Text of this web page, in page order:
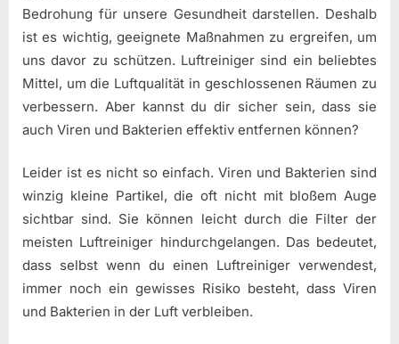
Bedrohung für unsere Gesundheit darstellen. Deshalb
ist es wichtig, geeignete Maßnahmen zu ergreifen, um
uns davor zu schützen. Luftreiniger sind ein beliebtes
Mittel, um die Luftqualität in geschlossenen Räumen zu
verbessern. Aber kannst du dir sicher sein, dass sie
auch Viren und Bakterien effektiv entfernen können?
Leider ist es nicht so einfach. Viren und Bakterien sind
winzig kleine Partikel, die oft nicht mit bloßem Auge
sichtbar sind. Sie können leicht durch die Filter der
meisten Luftreiniger hindurchgelangen. Das bedeutet,
dass selbst wenn du einen Luftreiniger verwendest,
immer noch ein gewisses Risiko besteht, dass Viren
und Bakterien in der Luft verbleiben.